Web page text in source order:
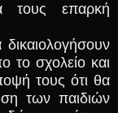
τους επαρκή
το σχολείο και
τους ότι θα
των παιδιών